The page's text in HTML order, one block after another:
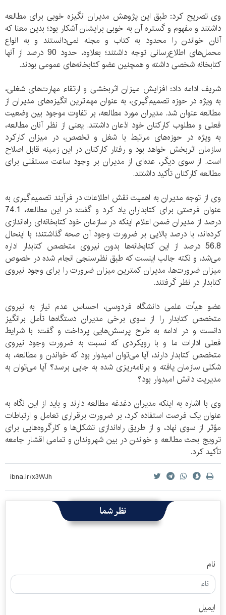
وی تصریح کرد: طبق این پژوهش مدیران انگیزه خوبی برای مطالعه
داشتند و مفهوم و گستره آن به خوبی برایشان آشکار بود؛ بدین معنا که
آنان خواندن را محدود به کتاب و مجله نمی‌دانستند و به انواع
محمل‌های اطلاع‌رسانی توجه داشتند؛ بعلاوه، حدود 90 درصد از آنها
کتابخانه شخصی داشته و همچنین عضو کتابخانه‌های عمومی بودند.
شریف ادامه داد: افزایش میزان اثربخشی و ارتقاء مهارت‌های شغلی،
به ویژه در حوزه تصمیم‌گیری، به عنوان مهم‌ترین انگیزه‌های مدیران از
مطالعه عنوان شد. مدیران مورد مطالعه، بر تفاوت موجود بین وضعیت
فعلی و مطلوب کارکنان خود اذعان داشتند. یعنی از نظر آنان مطالعه،
به ویژه در حوزه‌های مرتبط با شغل و تخصص، در میزان کارکرد
سازمان اثربخش خواهد بود و رفتار کارکنان در این زمینه قابل اصلاح
است. از سوی دیگر، عده‌ای از مدیران بر وجود ساعت مستقلی برای
مطالعه کارکنان تأکید داشتند.
وی از توجه مدیران به اهمیت نقش اطلاعات در فرآیند تصمیم‌گیری به
عنوان فرصتی برای کتابداران یاد کرد و گفت: در این مطالعه، 74.1
درصد از مدیران ضمن اعلام اینکه در سازمان خود کتابخانه‌ای راه‌اندازی
کرده‌اند، با درصد بالایی بر ضرورت وجود آن صحه گذاشتند؛ با اینحال
56.8 درصد از این کتابخانه‌ها بدون نیروی متخصص کتابدار اداره
می‌شد، و نکته جالب اینست که طبق نظرسنجی انجام شده در خصوص
میزان ضرورت‌ها، مدیران کمترین میزان ضرورت را برای وجود نیروی
کتابدار در نظر گرفتند.
عضو هیأت علمی دانشگاه فردوسی، احساس عدم نیاز به نیروی
متخصص کتابدار را از سوی برخی مدیران دستگاه‌ها تأمل برانگیز
دانست و در ادامه به طرح پرسش‌هایی پرداخت و گفت: با شرایط
فعلی ادارات ما و با رویکردی که نسبت به ضرورت وجود نیروی
متخصص کتابدار دارند، آیا می‌توان امیدوار بود که خواندن و مطالعه، به
شکلی سازمان یافته و برنامه‌ریزی شده به جایی برسد؟ آیا می‌توان به
مدیریت دانش امیدوار بود؟
وی با اشاره به اینکه مدیران دغدغه مطالعه دارند و باید از این نگاه به
عنوان یک فرصت استفاده کرد، بر ضرورت برقراری تعامل و ارتباطات
مؤثر از سوی نهاد، و از طریق راه‌اندازی تشکل‌ها و کارگروه‌هایی برای
ترویج بحث مطالعه و خواندن در بین شهروندان و تمامی اقشار جامعه
تأکید کرد.
نظر شما
نام
ایمیل